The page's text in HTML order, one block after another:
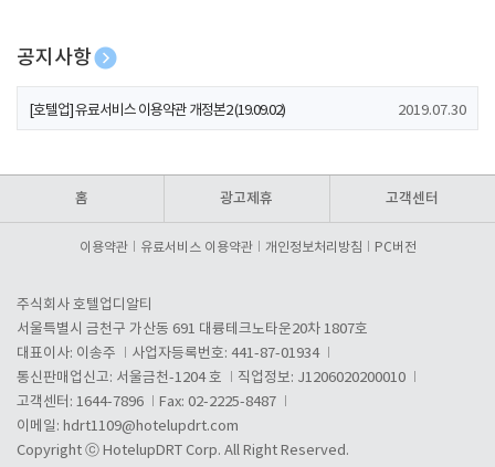
공지사항
[호텔업] 개인정보 처리방침 개정본1 (19.09.02)
[호텔업] 유료서비스 이용약관 개정본2 (19.09.02) 2019.07.30
홈 광고제휴 고객센터
이용약관 유료서비스 이용약관 개인정보처리방침 PC버전
주식회사 호텔업디알티
서울특별시 금천구 가산동 691 대륭테크노타운20차 1807호
대표이사: 이송주
사업자등록번호: 441-87-01934
통신판매업신고: 서울금천-1204 호
직업정보: J1206020200010
고객센터: 1644-7896
Fax: 02-2225-8487
이메일: hdrt1109@hotelupdrt.com
Copyright ⓒ HotelupDRT Corp. All Right Reserved.